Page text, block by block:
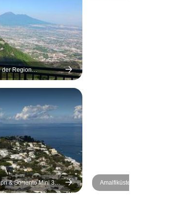
eine Couch und ein
Minikühlschrank wären
hilfreich gewesen.
Zweitens gab es einen
Befall von geflügelten
Insekten, die offenbar aus
den Abflüssen im
Badezimmer kamen.
Während unseres 4-
Nächte-Aufenthalts haben
wir im Durchschnitt 12 pro
Tag getötet - und das,
obwohl wir fast jeden Tag
draußen waren. Am
unzufriedensten waren wir
der Region
Tour
& Sorrento Mini 3
Amalfiküste Wandern -